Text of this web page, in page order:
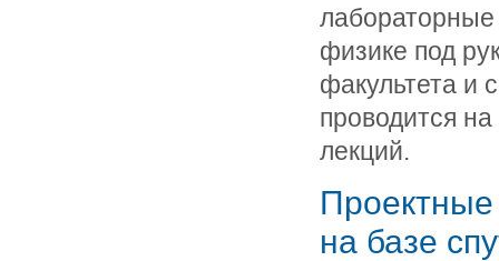
лабораторные
физике под
факультета и
проводится
лекций.
на базе